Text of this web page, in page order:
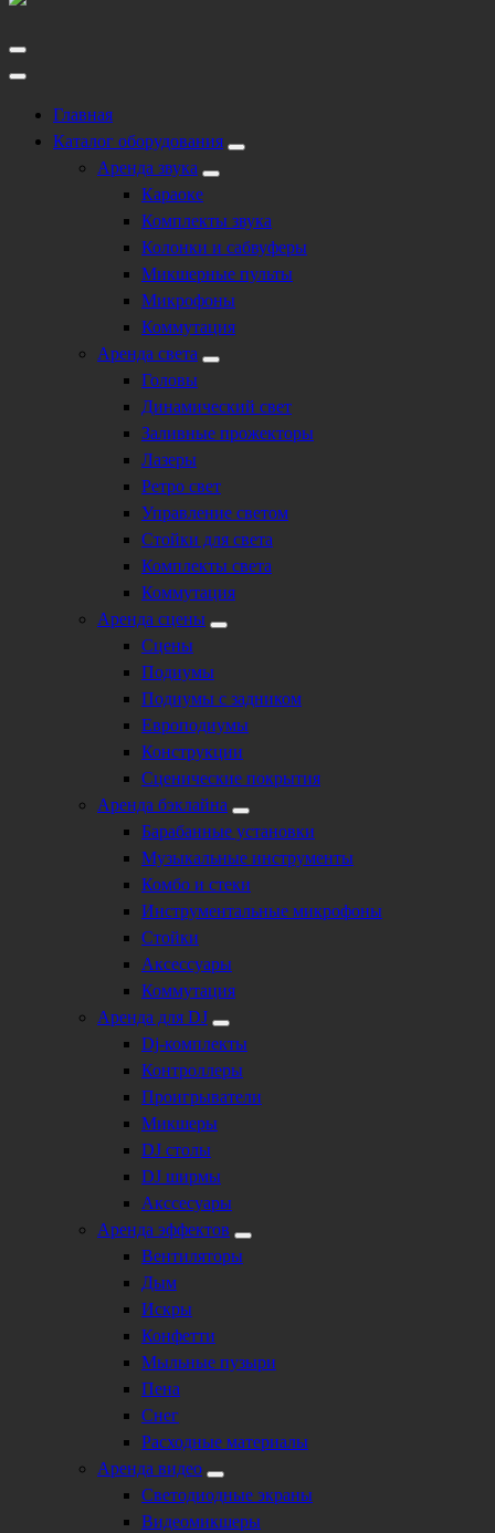
Техническое обеспечение мероприятий
Главная
Каталог оборудования
Аренда звука
Караоке
Комплекты звука
Колонки и сабвуферы
Микшерные пульты
Микрофоны
Коммутация
Аренда света
Головы
Динамический свет
Заливные прожекторы
Лазеры
Ретро свет
Управление светом
Стойки для света
Комплекты света
Коммутация
Аренда сцены
Сцены
Подиумы
Подиумы с задником
Европодиумы
Конструкции
Сценические покрытия
Аренда бэклайна
Барабанные установки
Музыкальные инструменты
Комбо и стеки
Инструментальные микрофоны
Стойки
Аксессуары
Коммутация
Аренда для DJ
Dj-комплекты
Контроллеры
Проигрыватели
Микшеры
DJ столы
DJ ширмы
Акссесуары
Аренда эффектов
Вентиляторы
Дым
Искры
Конфетти
Мыльные пузыри
Пена
Снег
Расходные материалы
Аренда видео
Светодиодные экраны
Видеомикшеры